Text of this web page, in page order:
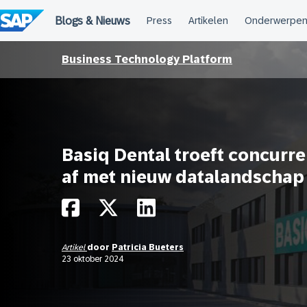
naar
de
inhoud
Business Technology Platform
Basiq Dental troeft
af met nieuw datalandschap
Artikel door Patricia Bueters
23 oktober 2024